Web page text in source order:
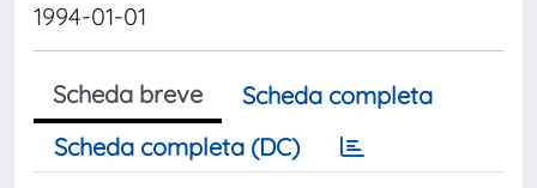
1994-01-01
Scheda breve
Scheda completa
Scheda completa (DC)